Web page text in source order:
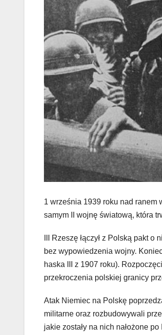
1 września 1939 roku nad ranem
samym II wojnę światową, która
III Rzeszę łączył z Polską pakt
bez wypowiedzenia wojny.
haska III z 1907 roku).
przekroczenia polskiej granicy
Atak Niemiec na Polskę
militarne oraz rozbudowywali
jakie zostały na nich nałożone